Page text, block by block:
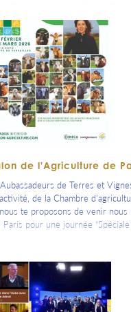
programmation Just One Life -
de l'Agriculture de
de Terres et
de la Chambre
te proposons de venir nous
pour une journée “Spéciale
le Conseil Départemental.
agenda avec quelques